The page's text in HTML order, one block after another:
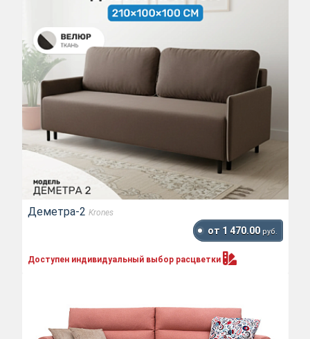
Деметра-2 Krones
от 1 470.00 руб.
Доступен индивидуальный выбор расцветки